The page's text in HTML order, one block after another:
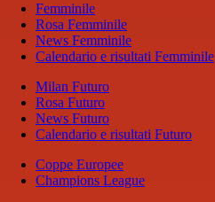
Femminile
Rosa Femminile
News Femminile
Calendario e risultati Femminile
Milan Futuro
Rosa Futuro
News Futuro
Calendario e risultati Futuro
Coppe Europee
Champions League